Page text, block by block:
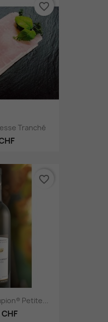
Tranché
favorite_border
Petite...
favorite_border